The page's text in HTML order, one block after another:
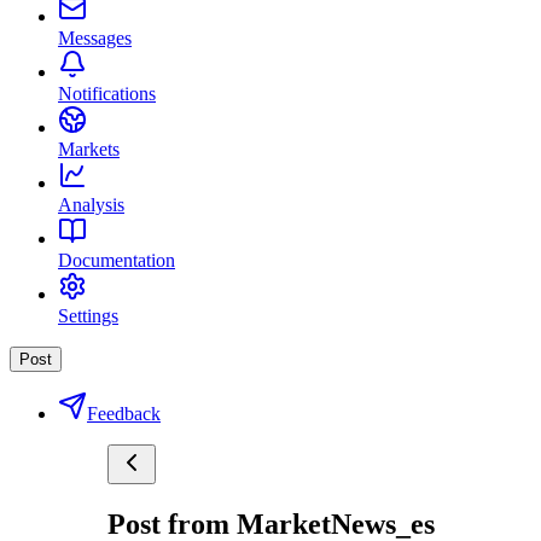
Messages
Notifications
Markets
Analysis
Documentation
Settings
Post
Feedback
Post from MarketNews_es